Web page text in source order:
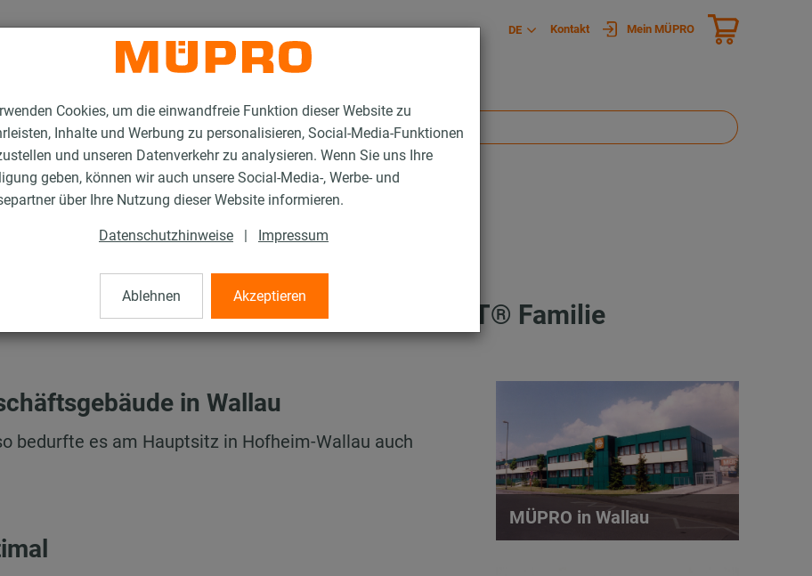
Cookies, um die einwandfreie Funktion dieser Website zu
Inhalte und Werbung zu personalisieren, Social-Media-Funktionen
und unseren Datenverkehr zu analysieren. Wenn Sie uns Ihre
geben, können wir auch unsere Social-Media-, Werbe- und
über Ihre Nutzung dieser Website informieren.
Datenschutzhinweise | Impressum
Ablehnen Akzeptieren
DE Kontakt Mein MÜPRO
durch Erweiterung der PHONOLYT® Familie
in Wallau
bedurfte es am Hauptsitz in Hofheim-Wallau auch
MÜPRO in Wallau